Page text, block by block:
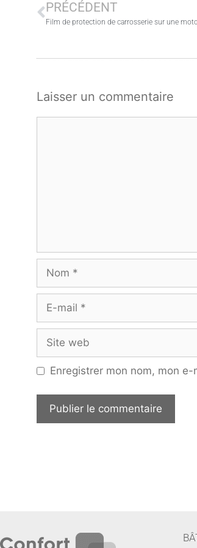
PRÉCÉDENT
Film de protection de carrosserie sur une
Laisser un commentaire
Enregistrer mon nom, mon